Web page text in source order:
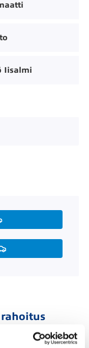
Iisalmi